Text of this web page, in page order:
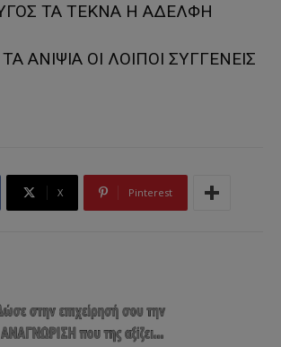
ΤΑ ΤΕΚΝΑ Η ΑΔΕΛΦΗ
ΑΝΙΨΙΑ ΟΙ ΛΟΙΠΟΙ ΣΥΓΓΕΝΕΙΣ
X Pinterest